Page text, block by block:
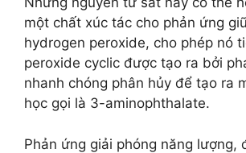
một chất xúc tác cho phản ứng
hydrogen peroxide, cho phép nó
peroxide cyclic được tạo ra bởi
nhanh chóng phân hủy để tạo ra
học gọi là 3-aminophthalate.
Phản ứng giải phóng năng lượng,